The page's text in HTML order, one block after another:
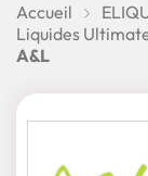
Accueil
Liquides
A&L